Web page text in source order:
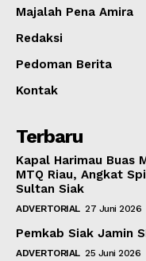
Majalah Pena Amira
Redaksi
Pedoman Berita
Kontak
Terbaru
Kapal Harimau Buas
MTQ Riau, Angkat
Sultan Siak
ADVERTORIAL 27 Juni 2026
Pemkab Siak Jamin
ADVERTORIAL 25 Juni 2026